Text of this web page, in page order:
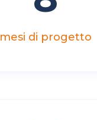
mesi di progetto